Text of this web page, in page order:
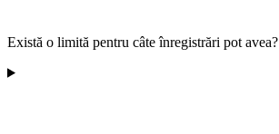
Există o limită pentru câte înregistrări pot avea?